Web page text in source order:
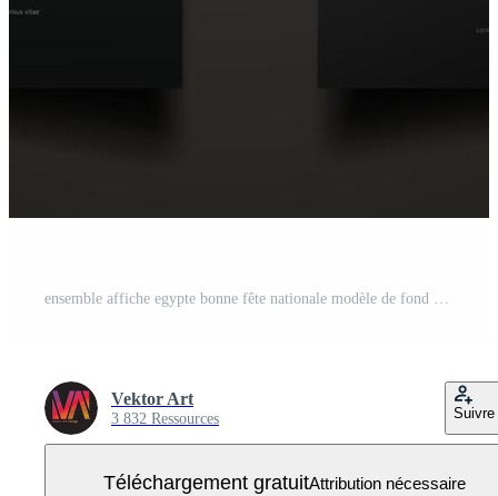
Vektor Art
3 832 Ressources Suivre
Téléchargement gratuitAttribution nécessaire